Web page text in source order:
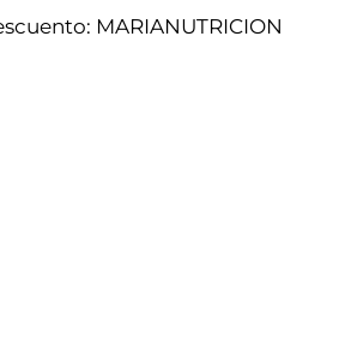
MARIANUTRICION